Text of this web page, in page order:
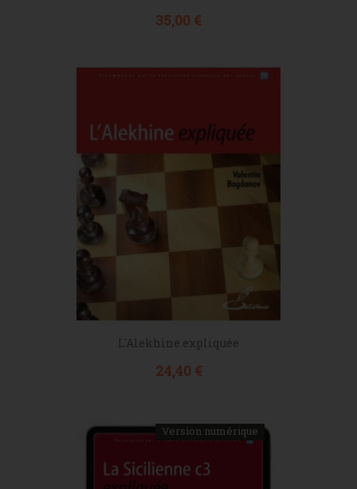
Prix
35,00 €
L'Alekhine expliquée
Prix
24,40 €
Version numérique